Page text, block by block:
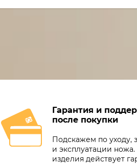
Гарантия и
после покупки
Подскажем по уходу,
и эксплуатации
изделия действует